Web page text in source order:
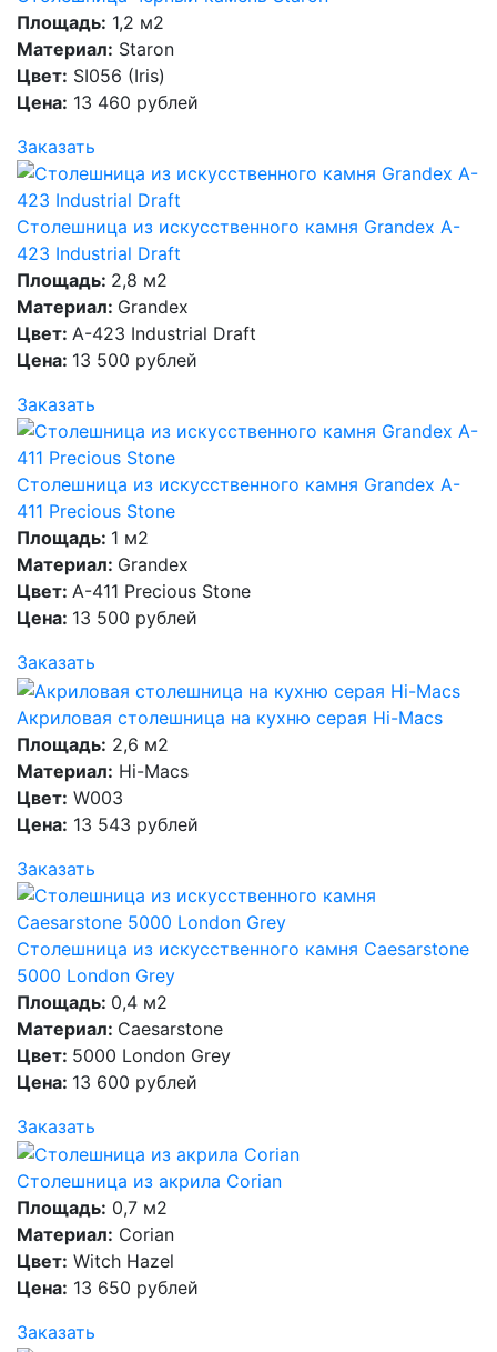
Площадь: 1,2 м2
Материал: Staron
Цвет: SI056 (Iris)
Цена: 13 460 рублей
Заказать
Столешница из искусственного камня Grandex A-
423 Industrial Draft
Площадь: 2,8 м2
Материал: Grandex
Цвет: A-423 Industrial Draft
Цена: 13 500 рублей
Заказать
Столешница из искусственного камня Grandex A-
411 Precious Stone
Площадь: 1 м2
Материал: Grandex
Цвет: A-411 Precious Stone
Цена: 13 500 рублей
Заказать
Акриловая столешница на кухню серая Hi-Macs
Площадь: 2,6 м2
Материал: Hi-Macs
Цвет: W003
Цена: 13 543 рублей
Заказать
Столешница из искусственного камня Caesarstone
5000 London Grey
Площадь: 0,4 м2
Материал: Caesarstone
Цвет: 5000 London Grey
Цена: 13 600 рублей
Заказать
Столешница из акрила Corian
Площадь: 0,7 м2
Материал: Corian
Цвет: Witch Hazel
Цена: 13 650 рублей
Заказать